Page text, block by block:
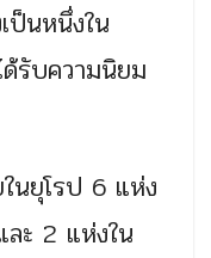
ป็นหนึ่งใน
ด้รับความนิยม
นยุโรป 6 แห่ง
ะ 2 แห่งใน